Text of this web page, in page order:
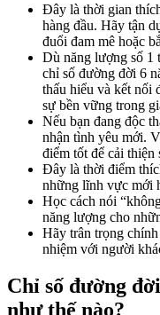
Đây là thời gian
hàng đầu. Hãy tận
đuổi đam mê hoặc
Dù năng lượng số 1
chỉ số đường đời 6
thấu hiểu và kết nối
sự bền vững trong
Nếu bạn đang độc
nhận tình yêu mới.
điểm tốt để cải thiện
Đây là thời điểm
những lĩnh vực mới
Học cách nói
năng lượng cho
Hãy trân trọng
nhiệm với người
Chỉ số đường
như thế nào?